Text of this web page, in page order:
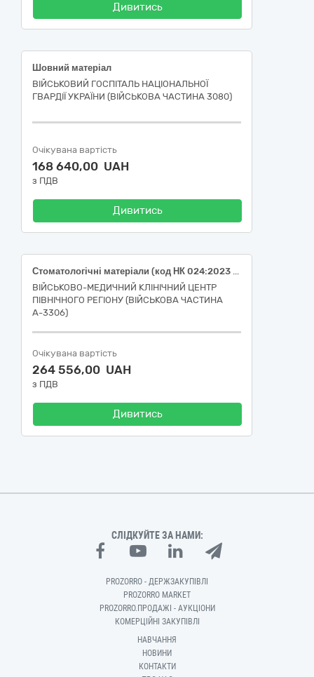
Дивитись
Шовний матеріал
ВІЙСЬКОВИЙ ГОСПІТАЛЬ НАЦІОНАЛЬНОЇ
ГВАРДІЇ УКРАЇНИ (ВІЙСЬКОВА ЧАСТИНА 3080)
Очікувана вартість
168 640,00 UAH
з ПДВ
Дивитись
Стоматологічні матеріали (код НК 024:2023 – 38786 - Матриця стоматологічна для контурних пломб, одноразового використання, код НК 024:2023 – 31815 - Валик ватний стоматологічний, код НК 024:2023 – 35861 - Нитка для ретракції ясен, яка не містить лікарських засобів, код НК 024:2023 – 16181 - Папір для визначення артикуляції зубів, код НК 024:2023 – 45407 - Абразивний стоматологічний порошок) код ДК 021:2015 "ЄЗС" - 33141800-8 - Стоматологічні матеріали; (код НК 024:2023 – 35870 - Дентальна композитна смола, код НК 024:2023 – 62390 - Розчин адгезивний для фіксації керамічної зубної вкладки, код НК 024:2023 – 61482 - Цемент стоматологічний пробний, код НК 024:2023 – 31872 - Гутаперча натуральна. код НК 024:2023 – 36153 - Стоматологічний травильний розчин, код НК 024:2023 – 34524 - Розчин стоматологічний для промивання каналів коренів зубів, код НК 024:2023 – 45233 - Матеріал для розширення кореневого каналу, код НК 024:2023 – 36095 - Матеріал пломбувальний ендодонтичний, код НК 024:2023 – 61482 - Цемент стоматологічний пробний, код НК 024:2023 – 62200 - Цемент стоматологічний на основі оксиду цинку з евгенолом, код НК 024:2023 – 35868 - Зубний утримувальний штифт, код НК 024:2023 – 38777- Штифт паперовий ендодонтичний) код ДК 021:2015 "ЄЗС" - 33141810-1 - Матеріали для пломбування зубів; код НК 024:2023 – 16704 - Стоматологічний склойономірний цемент, код ДК 021:2015 "ЄЗС" - 33141830-7 - Пломбувальний цемент) за кодом ДК 021:2015 «Єдиний закупівельний словник» - 33140000-3 - Медичні матеріали
ВІЙСЬКОВО-МЕДИЧНИЙ КЛІНІЧНИЙ ЦЕНТР
ПІВНІЧНОГО РЕГІОНУ (ВІЙСЬКОВА ЧАСТИНА
А-3306)
Очікувана вартість
264 556,00 UAH
з ПДВ
Дивитись
СЛІДКУЙТЕ ЗА НАМИ:
PROZORRO - ДЕРЖЗАКУПІВЛІ
PROZORRO MARKET
PROZORRO.ПРОДАЖІ - АУКЦІОНИ
КОМЕРЦІЙНІ ЗАКУПІВЛІ
НАВЧАННЯ
НОВИНИ
КОНТАКТИ